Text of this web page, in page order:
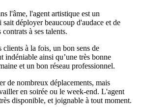
l'âme, l'agent artistique est un
déployer beaucoup d'audace et de
à ses talents.
clients à la fois, un bon sens de
indéniable ainsi qu’une très bonne
et un bon réseau professionnel.
de nombreux déplacements, mais
en soirée ou le week-end. L'agent
disponible, et joignable à tout moment.